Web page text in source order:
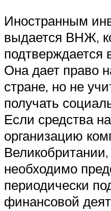
Иностранным
выдается ВНЖ,
подтверждается
Она дает право
стране, но не
получать
Если средства
организацию
необходимо
периодически
финансовой